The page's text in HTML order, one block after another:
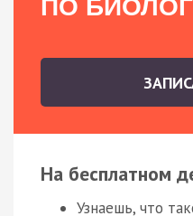
ПО
На бесплатном
Узнаешь, что